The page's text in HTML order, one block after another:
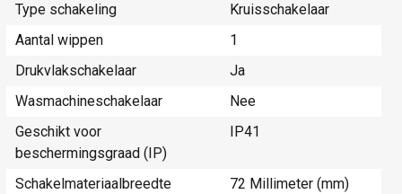
Type schakeling
Kruisschakelaar
Aantal wippen
1
Drukvlakschakelaar
Ja
Wasmachineschakelaar
Nee
Geschikt voor
beschermingsgraad (IP)
IP41
Schakelmateriaalbreedte
72 Millimeter (mm)